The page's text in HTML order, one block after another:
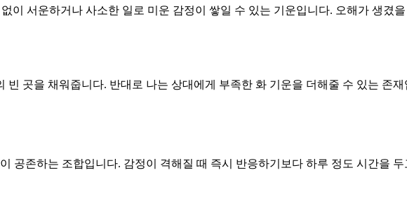
이 서운하거나 사소한 일로 미운 감정이 쌓일 수 있는 기운입니다. 오해가 생겼
빈 곳을 채워줍니다. 반대로 나는 상대에게 부족한 화 기운을 더해줄 수 있는 존
공존하는 조합입니다. 감정이 격해질 때 즉시 반응하기보다 하루 정도 시간을